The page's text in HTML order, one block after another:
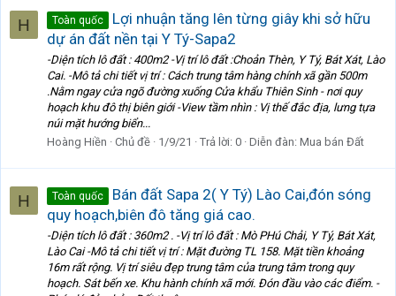
H Toàn quốc
Lợi nhuận tăng lên từng giây khi sở hữu
dự án đất nền tại Y Tý-Sapa2
-Diện tích lô đất : 400m2 -Vị trí lô đất :Choản Thèn, Y Tý, Bát Xát, Lào
Cai. -Mô tả chi tiết vị trí : Cách trung tâm hàng chính xã gần 500m
.Nằm ngay cửa ngõ đường xuống Cửa khẩu Thiên Sinh - nơi quy
hoạch khu đô thị biên giới -View tầm nhìn : Vị thế đắc địa, lưng tựa
núi mặt hướng biển...
Hoàng Hiền
Chủ đề 1/9/21 Trả lời: 0 Diễn đàn: Mua bán Đất
H Toàn quốc
Bán đất Sapa 2( Y Tý) Lào Cai,đón sóng
quy hoạch,biên đô tăng giá cao.
-Diện tích lô đất : 360m2 . -Vị trí lô đất : Mò PHú Chải, Y Tý, Bát Xát,
Lào Cai -Mô tả chi tiết vị trí : Mặt đường TL 158. Mặt tiền khoảng
16m rất rộng. Vị trí siêu đẹp trung tâm của trung tâm trong quy
hoạch. Sát bến xe. Khu hành chính xã mới. Đón đầu vào các điểm. -